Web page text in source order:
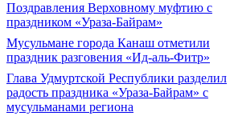
Поздравления Верховному муфтию с
праздником «Ураза-Байрам»
Мусульмане города Канаш отметили
праздник разговения «Ид-аль-Фитр»
Глава Удмуртской Республики разделил
радость праздника «Ураза-Байрам» с
мусульманами региона